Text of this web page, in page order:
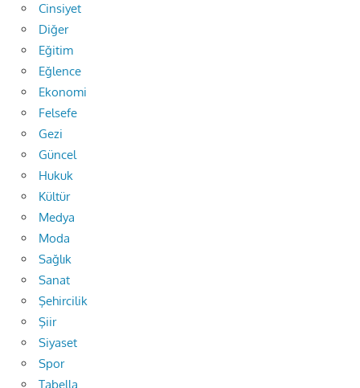
Cinsiyet
Diğer
Eğitim
Eğlence
Ekonomi
Felsefe
Gezi
Güncel
Hukuk
Kültür
Medya
Moda
Sağlık
Sanat
Şehircilik
Şiir
Siyaset
Spor
Tabella